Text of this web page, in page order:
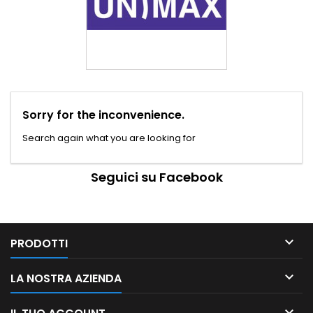
Sorry for the inconvenience.
Search again what you are looking for
Seguici su Facebook
PRODOTTI 
LA NOSTRA AZIENDA 